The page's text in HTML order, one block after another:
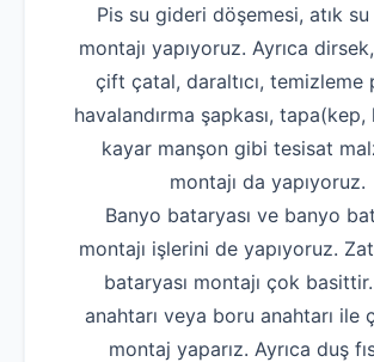
Pis su gideri döşemesi, atık su
montajı yapıyoruz. Ayrıca
çift çatal, daraltıcı, temizleme
havalandırma şapkası,
kayar manşon gibi tesisat
montajı da yapıyoruz.
Banyo bataryası ve banyo
montajı işlerini de yapıyoruz.
bataryası montajı çok
anahtarı veya boru anahtarı ile
montaj yaparız. Ayrıca duş